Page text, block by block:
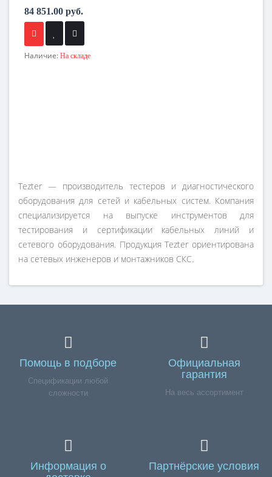
84 851.00 руб.
Наличие: На складе
Tezter — производитель тестеров и диагностического
оборудования для сетей и кабельных систем. Компания
специализируется на выпуске инструментов для
тестирования и сертификации кабельных линий и
сетевого оборудования. Продукция Tezter ориентирована
на сетевых инженеров и монтажников СКС.
Помощь в подборе
Спецификации любой
сложности
Официальная
гарантия
На весь ассортимент
Информация о
Партнёрские условия